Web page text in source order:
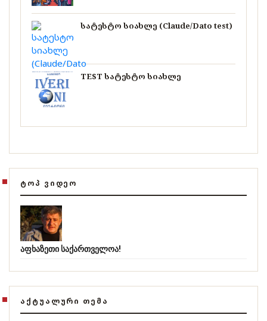
სატესტო სიახლე (Claude/Dato test)
TEST სატესტო სიახლე
ᲢᲝᲞ ᲕᲘᲓᲔᲝ
აფხაზეთი საქართველოა!
ᲐᲥᲢᲣᲐᲚᲣᲠᲘ ᲗᲔᲛᲐ